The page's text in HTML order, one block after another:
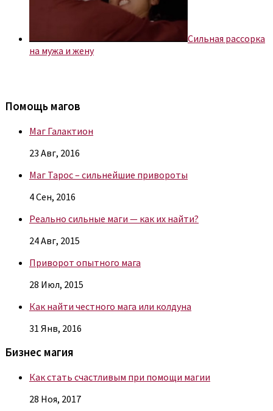
Сильная рассорка
на мужа и жену
Помощь магов
Маг Галактион
23 Авг, 2016
Маг Тарос – сильнейшие привороты
4 Сен, 2016
Реально сильные маги — как их найти?
24 Авг, 2015
Приворот опытного мага
28 Июл, 2015
Как найти честного мага или колдуна
31 Янв, 2016
Бизнес магия
Как стать счастливым при помощи магии
28 Ноя, 2017